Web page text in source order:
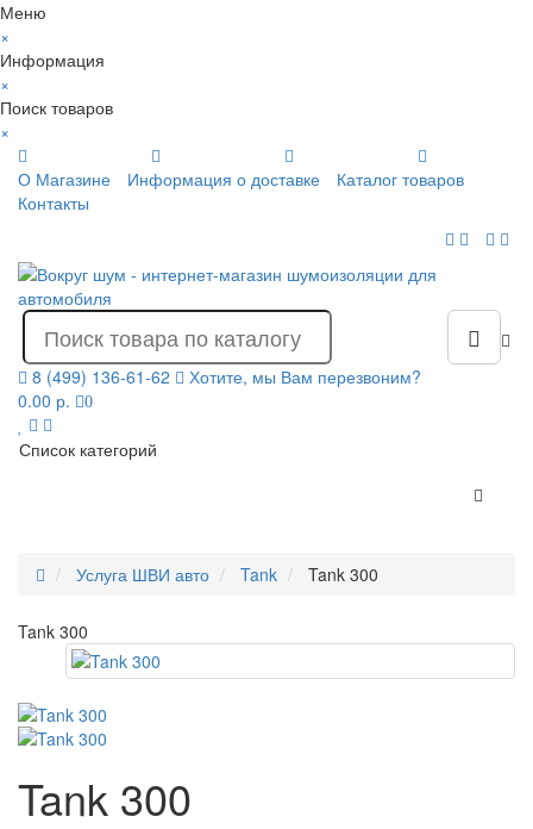
Меню
×
Информация
×
Поиск товаров
×
О Магазине
Информация о доставке
Каталог товаров
Контакты
8 (499) 136-61-62
Хотите, мы Вам перезвоним?
0.00 р.
0
Список категорий
Услуга ШВИ авто Tank Tank 300
Tank 300
Tank 300